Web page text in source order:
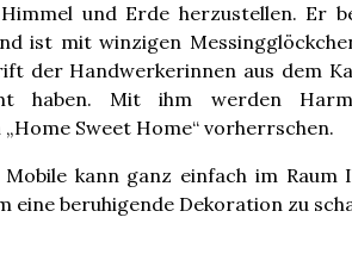
und Erde herzustellen. Er
ist mit winzigen
der Handwerkerinnen aus dem
haben. Mit ihm werden
Sweet Home“ vorherrschen.
kann ganz einfach im Raum
eine beruhigende Dekoration zu